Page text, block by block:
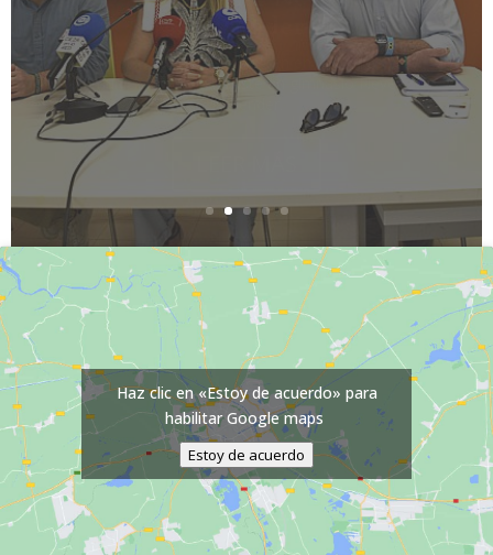
Estas charlas se celebran en todos los
municipios donde existe un gimnasio Never
Surrender.
LEER MÁS
Haz clic en «Estoy de acuerdo» para
habilitar Google maps
Estoy de acuerdo